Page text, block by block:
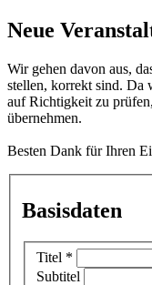
Neue
Wir gehen davon aus,
stellen, korrekt sind. Da
auf Richtigkeit zu
übernehmen.
Besten Dank für Ihren
Basisdaten
Titel *
Subtitel